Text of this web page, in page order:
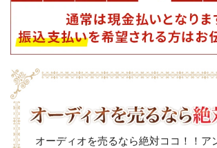
オーディオを売るなら絶対ココ！！ア